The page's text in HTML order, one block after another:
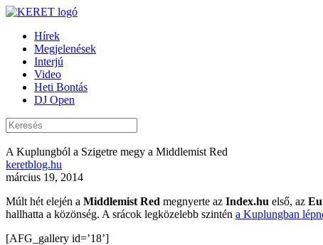
Hírek
Megjelenések
Interjú
Video
Heti Bontás
DJ Open
A Kuplungból a Szigetre megy a Middlemist Red
keretblog.hu
március 19, 2014
Múlt hét elején a Middlemist Red megnyerte az Index.hu első, az
hallhatta a közönség. A srácok legközelebb szintén a Kuplungban
[AFG_gallery id=’18’]